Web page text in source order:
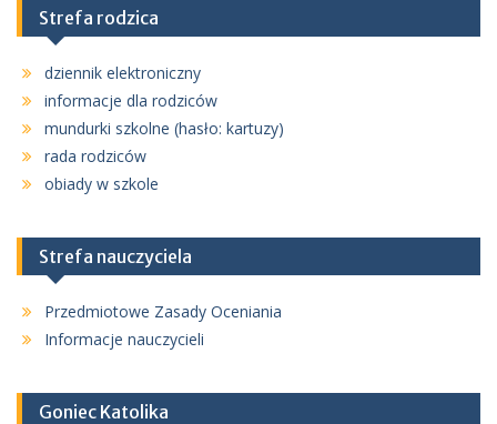
Strefa rodzica
dziennik elektroniczny
informacje dla rodziców
mundurki szkolne (hasło: kartuzy)
rada rodziców
obiady w szkole
Strefa nauczyciela
Przedmiotowe Zasady Oceniania
Informacje nauczycieli
Goniec Katolika